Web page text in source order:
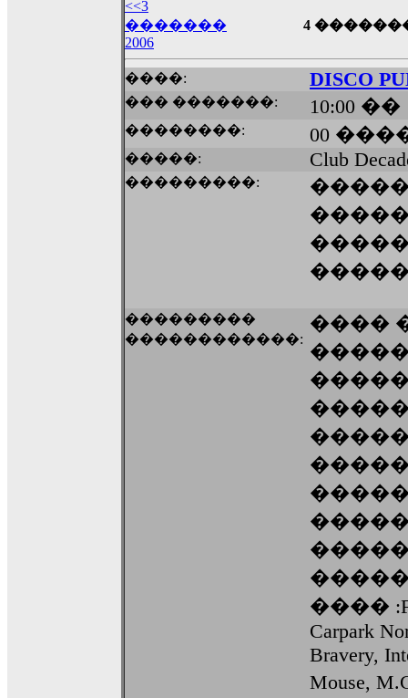
Echo, ���� �� ������� ��
�������������� ��������!
������ �� �����.. "������" ���
��������� ����, ���������
����� ��������� ��
������! ��� ������ �� �����...
������� ���� ���� ������;
<<3
�������
2006
4 �������
����: DISCO
��� �������: 10:00 ��
��������: 00
�����: Club
���������:
���������
������������:
����
����
Carpark
Bravery,
Mouse,